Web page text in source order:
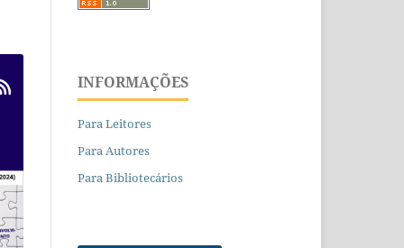
INFORMAÇÕES
Para Leitores
Para Autores
Para Bibliotecários